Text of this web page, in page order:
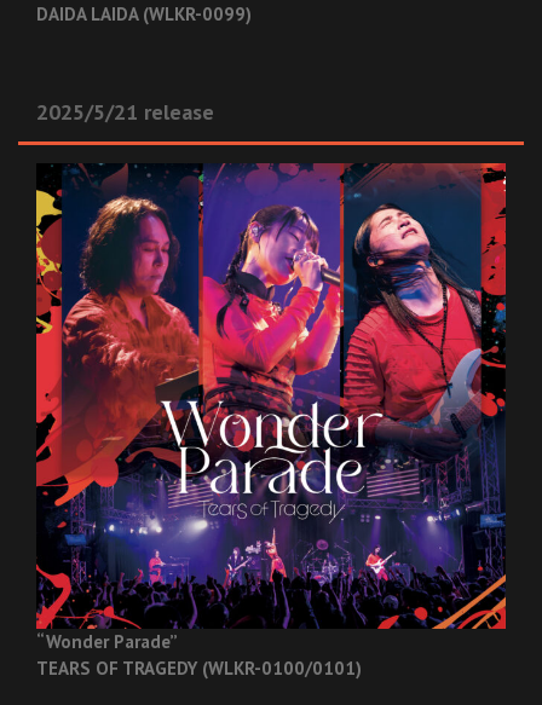
DAIDA LAIDA (WLKR-0099)
2025/5/21 release
“Wonder Parade”
TEARS OF TRAGEDY (WLKR-0100/0101)